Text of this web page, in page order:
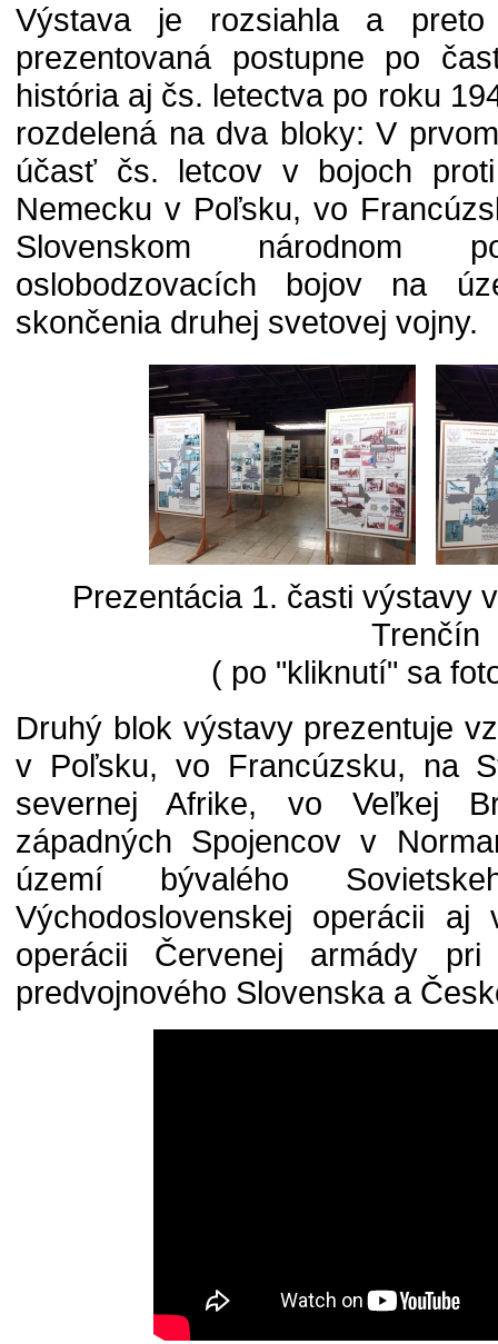
Výstava je rozsiahla a
prezentovaná postupne po
história aj čs. letectva po roku
rozdelená na dva bloky: V
účasť čs. letcov v bojoch
Nemecku v Poľsku, vo
Slovenskom národnom
oslobodzovacích bojov na
skončenia druhej svetovej vojny.
Prezentácia 1. časti výstavy
Trenčín
( po "kliknutí" sa
Druhý blok výstavy prezentuje
v Poľsku, vo Francúzsku, na
severnej Afrike, vo Veľkej
západných Spojencov v
území bývalého
Východoslovenskej operácii aj
operácii Červenej armády pri
predvojnového Slovenska a